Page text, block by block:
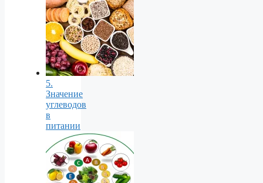
5.
Значение
углеводов
в
питании